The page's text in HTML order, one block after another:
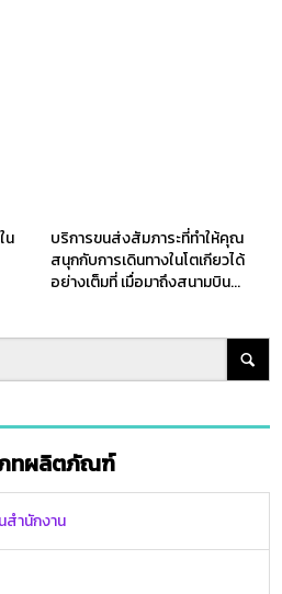
น
บริการขนส่งสัมภาระที่ทำให้คุณ
สนุกกับการเดินทางในโตเกียวได้
อย่างเต็มที่ เมื่อมาถึงสนามบิน...
ภทผลิตภัณฑ์
สำนักงาน